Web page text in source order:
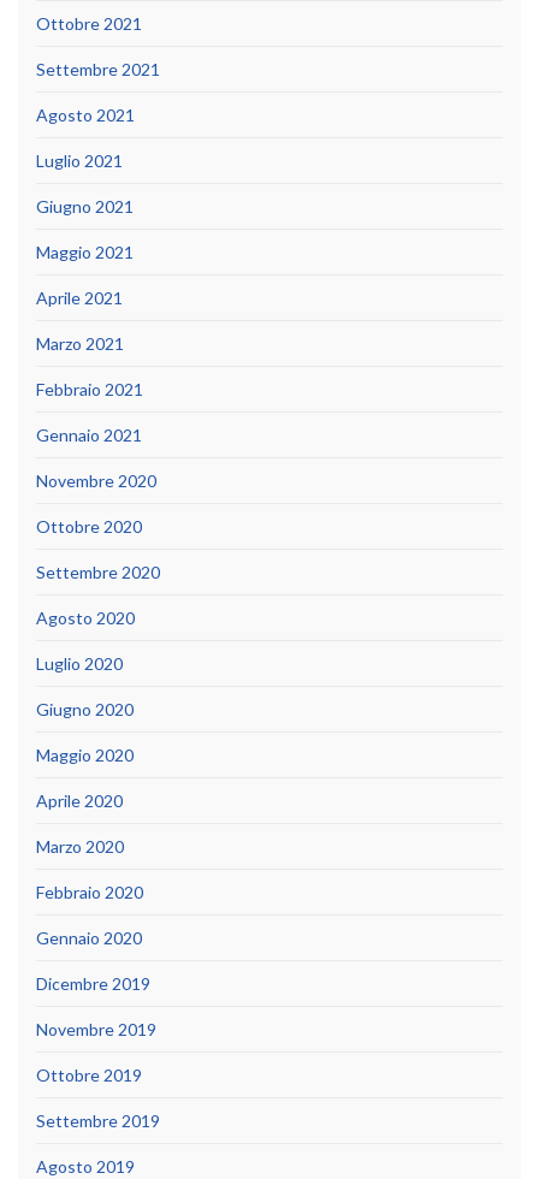
Ottobre 2021
Settembre 2021
Agosto 2021
Luglio 2021
Giugno 2021
Maggio 2021
Aprile 2021
Marzo 2021
Febbraio 2021
Gennaio 2021
Novembre 2020
Ottobre 2020
Settembre 2020
Agosto 2020
Luglio 2020
Giugno 2020
Maggio 2020
Aprile 2020
Marzo 2020
Febbraio 2020
Gennaio 2020
Dicembre 2019
Novembre 2019
Ottobre 2019
Settembre 2019
Agosto 2019